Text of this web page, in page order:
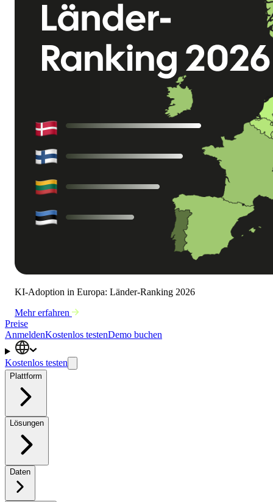
KI-Adoption in Europa: Länder-Ranking 2026
Mehr erfahren
Preise
AnmeldenKostenlos testenDemo buchen
Kostenlos testen
Plattform
Lösungen
Daten